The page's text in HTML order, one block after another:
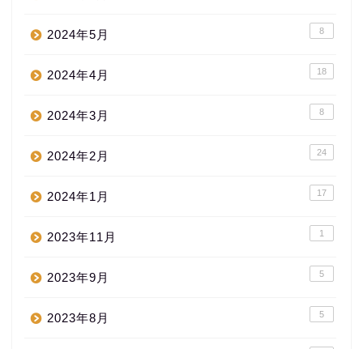
2024年5月 8
2024年4月 18
2024年3月 8
2024年2月 24
2024年1月 17
2023年11月 1
2023年9月 5
2023年8月 5